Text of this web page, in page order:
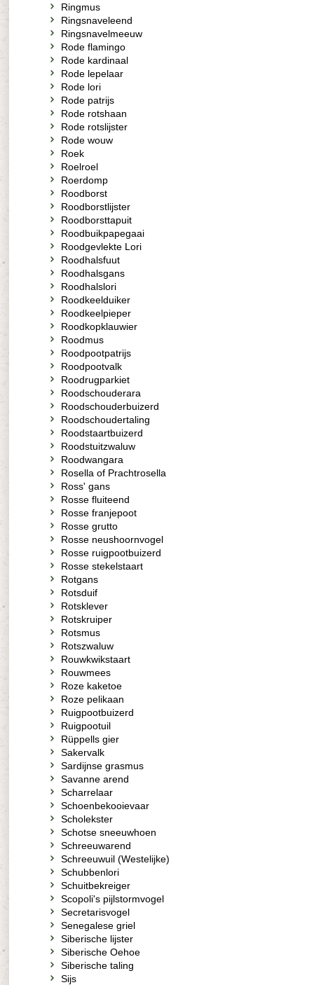
Ringmus
Ringsnaveleend
Ringsnavelmeeuw
Rode flamingo
Rode kardinaal
Rode lepelaar
Rode lori
Rode patrijs
Rode rotshaan
Rode rotslijster
Rode wouw
Roek
Roelroel
Roerdomp
Roodborst
Roodborstlijster
Roodborsttapuit
Roodbuikpapegaai
Roodgevlekte Lori
Roodhalsfuut
Roodhalsgans
Roodhalslori
Roodkeelduiker
Roodkeelpieper
Roodkopklauwier
Roodmus
Roodpootpatrijs
Roodpootvalk
Roodrugparkiet
Roodschouderara
Roodschouderbuizerd
Roodschoudertaling
Roodstaartbuizerd
Roodstuitzwaluw
Roodwangara
Rosella of Prachtrosella
Ross' gans
Rosse fluiteend
Rosse franjepoot
Rosse grutto
Rosse neushoornvogel
Rosse ruigpootbuizerd
Rosse stekelstaart
Rotgans
Rotsduif
Rotsklever
Rotskruiper
Rotsmus
Rotszwaluw
Rouwkwikstaart
Rouwmees
Roze kaketoe
Roze pelikaan
Ruigpootbuizerd
Ruigpootuil
Rüppells gier
Sakervalk
Sardijnse grasmus
Savanne arend
Scharrelaar
Schoenbekooievaar
Scholekster
Schotse sneeuwhoen
Schreeuwarend
Schreeuwuil (Westelijke)
Schubbenlori
Schuitbekreiger
Scopoli's pijlstormvogel
Secretarisvogel
Senegalese griel
Siberische lijster
Siberische Oehoe
Siberische taling
Sijs